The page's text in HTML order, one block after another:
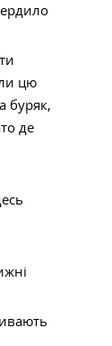
цю
буряк,
де